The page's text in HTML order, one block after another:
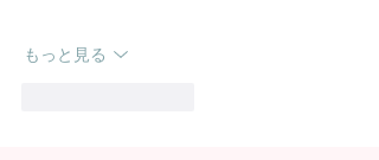
もっと見る